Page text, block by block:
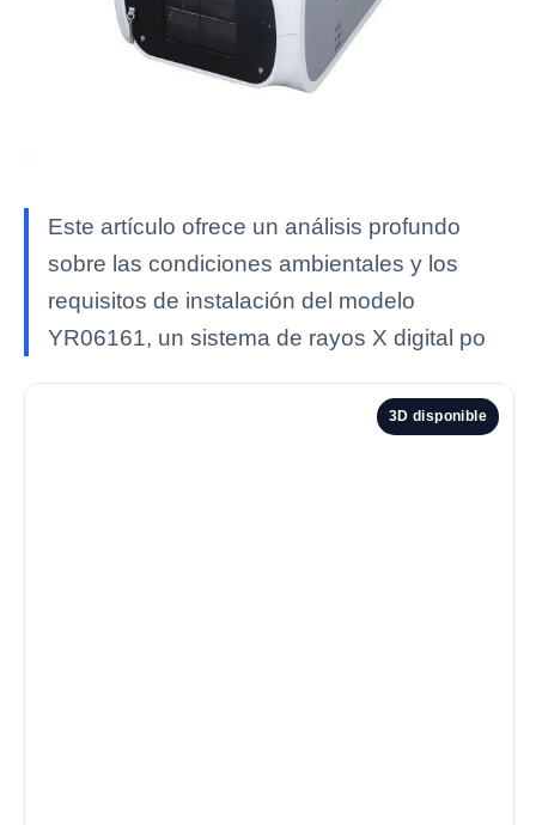
Este artículo ofrece un análisis profundo
sobre las condiciones ambientales y los
requisitos de instalación del modelo
YR06161, un sistema de rayos X digital po
3D disponible